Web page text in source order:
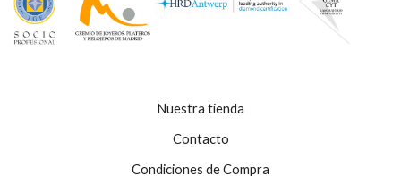
Nuestra tienda
Contacto
Condiciones de Compra